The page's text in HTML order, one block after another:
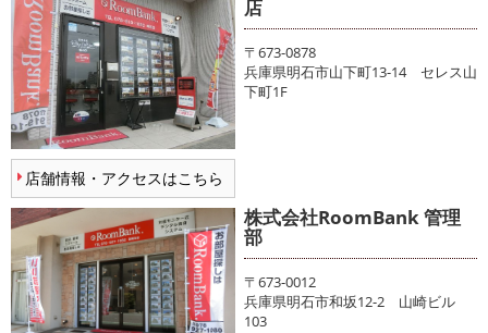
店舗情報・アクセスはこちら
店
〒673-0878
兵庫県明石市山下町13-14 セレス山
下町1F
株式会社RoomBank 管理
部
〒673-0012
兵庫県明石市和坂12-2 山崎ビル
103